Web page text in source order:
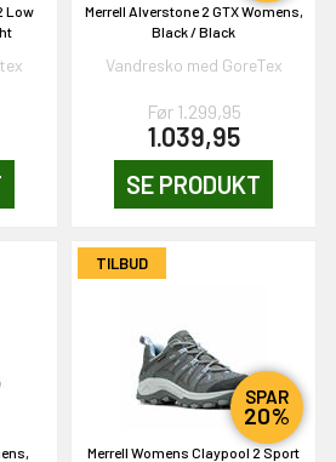
Low
Merrell Alverstone 2 GTX Womens,
Black / Black
Vandresko med GoreTex
Før 1.299,95
1.039,95
SE PRODUKT
TILBUD
SPAR
20%
Merrell Womens Claypool 2 Sport